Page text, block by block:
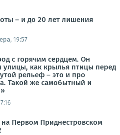
– и до 20 лет лишения
19:57
с горячим сердцем. Он
улицы, как крылья птицы перед
рельеф – это и про
Такой же самобытный и
на Первом Приднестровском